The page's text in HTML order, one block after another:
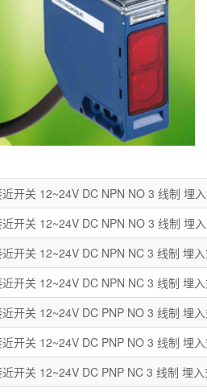
开关 12~24V DC NPN NO 3 线制 埋
开关 12~24V DC NPN NO 3 线制 埋
开关 12~24V DC NPN NC 3 线制 埋
开关 12~24V DC NPN NC 3 线制 埋
开关 12~24V DC PNP NO 3 线制 埋
开关 12~24V DC PNP NO 3 线制 埋
开关 12~24V DC PNP NC 3 线制 埋